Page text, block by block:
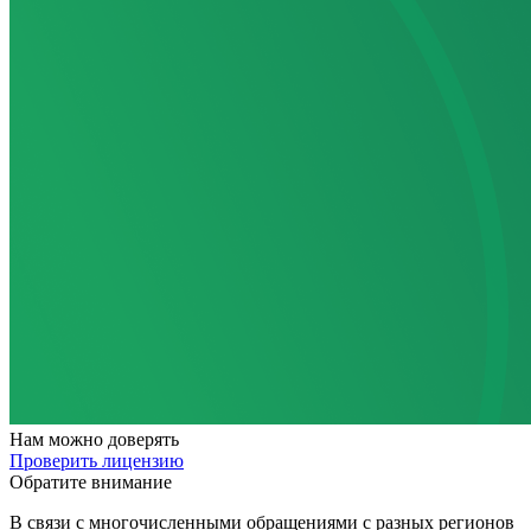
Нам можно доверять
Проверить лицензию
Обратите внимание
В связи с многочисленными обращениями с разных регионов